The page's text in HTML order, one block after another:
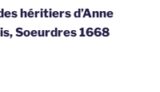
héritiers d’Anne
Soeurdres 1668